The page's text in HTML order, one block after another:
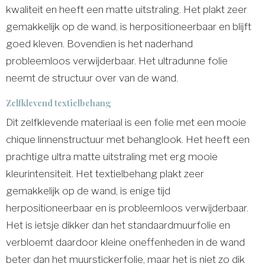
kwaliteit en heeft een matte uitstraling. Het plakt zeer
gemakkelijk op de wand, is herpositioneerbaar en blijft
goed kleven. Bovendien is het naderhand
probleemloos verwijderbaar. Het ultradunne folie
neemt de structuur over van de wand.
Zelfklevend textielbehang
Dit zelfklevende materiaal is een folie met een mooie
chique linnenstructuur met behanglook. Het heeft een
prachtige ultra matte uitstraling met erg mooie
kleurintensiteit. Het textielbehang plakt zeer
gemakkelijk op de wand, is enige tijd
herpositioneerbaar en is probleemloos verwijderbaar.
Het is ietsje dikker dan het standaardmuurfolie en
verbloemt daardoor kleine oneffenheden in de wand
beter dan het muurstickerfolie, maar het is niet zo dik